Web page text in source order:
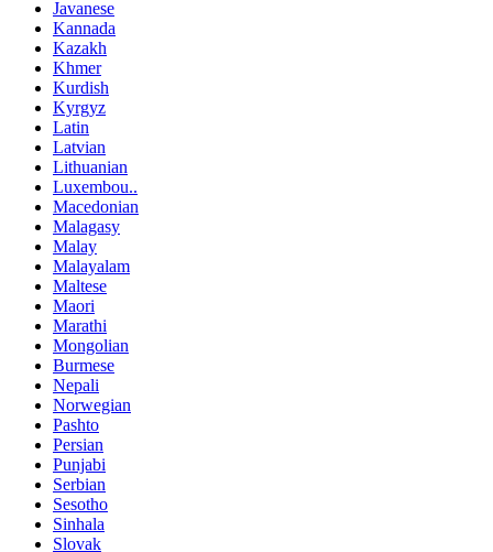
Javanese
Kannada
Kazakh
Khmer
Kurdish
Kyrgyz
Latin
Latvian
Lithuanian
Luxembou..
Macedonian
Malagasy
Malay
Malayalam
Maltese
Maori
Marathi
Mongolian
Burmese
Nepali
Norwegian
Pashto
Persian
Punjabi
Serbian
Sesotho
Sinhala
Slovak